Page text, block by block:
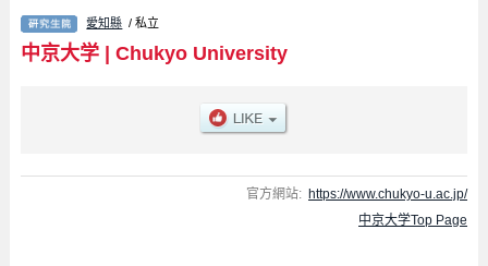
of Humanities and Social Sciences等各別研究科的不同訊息，以及招收名
額、合格人數等考試資訊、設施介紹、聯絡方式等對外國留學生是必要之訊息
都刊載於此，請務必查閱及利用此網站。
愛知縣 / 私立
中京大学| Chukyo University
官方網站: https://www.chukyo-u.ac.jp/
中京大学Top Page